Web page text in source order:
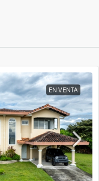
EN VENTA